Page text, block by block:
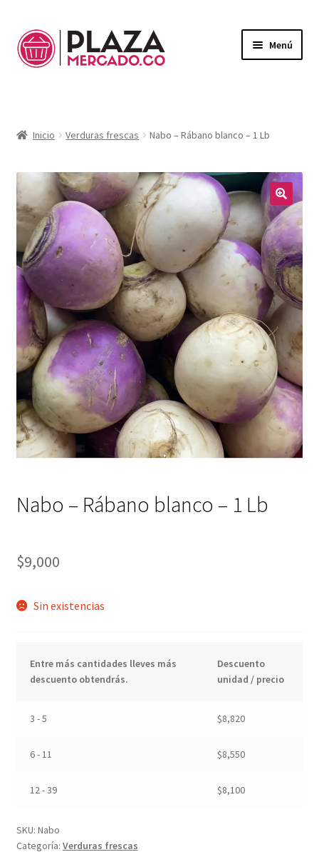
Menú
Mi Cuenta
el
menú
hijo
Mi Carrito
Inicio Verduras frescas Nabo – Rábano blanco – 1 Lb
🔍
Nabo – Rábano blanco – 1 Lb
$9,000
Sin existencias
Entre más cantidades lleves más
descuento obtendrás.
Descuento
unidad / precio
3 - 5 $8,820
6 - 11 $8,550
12 - 39 $8,100
SKU: Nabo
Categoría: Verduras frescas